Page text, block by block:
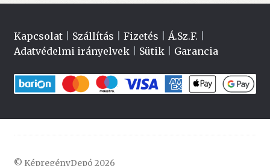
Kapcsolat| Szállítás Fizetés Á.Sz.F.
Adatvédelmi irányelvek| Sütik| Garancia
© KépregényDepó 2026